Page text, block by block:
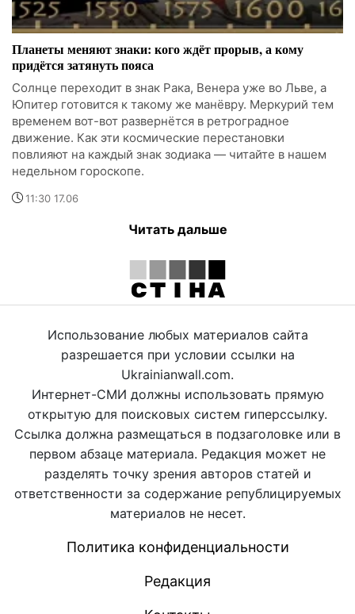
Планеты меняют знаки: кого ждёт прорыв, а кому
придётся затянуть пояса
Солнце переходит в знак Рака, Венера уже во Льве, а
Юпитер готовится к такому же манёвру. Меркурий тем
временем вот-вот развернётся в ретроградное
движение. Как эти космические перестановки
повлияют на каждый знак зодиака — читайте в нашем
недельном гороскопе.
11:30 17.06
Читать дальше
Использование любых материалов сайта
разрешается при условии ссылки на
Ukrainianwall.com.
Интернет-СМИ должны использовать прямую
открытую для поисковых систем гиперссылку.
Ссылка должна размещаться в подзаголовке или в
первом абзаце материала. Редакция может не
разделять точку зрения авторов статей и
ответственности за содержание републицируемых
материалов не несет.
Политика конфиденциальности
Редакция